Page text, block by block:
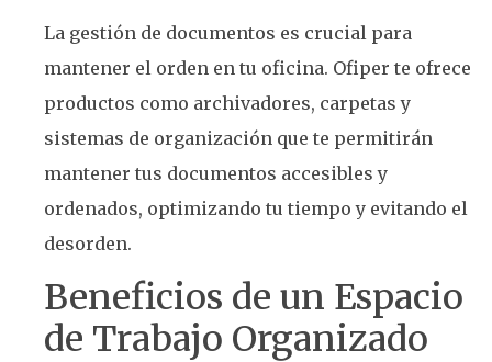
La gestión de documentos es crucial para
mantener el orden en tu oficina. Ofiper te ofrece
productos como archivadores, carpetas y
sistemas de organización que te permitirán
mantener tus documentos accesibles y
ordenados, optimizando tu tiempo y evitando el
desorden.
Beneficios de un Espacio
de Trabajo Organizado